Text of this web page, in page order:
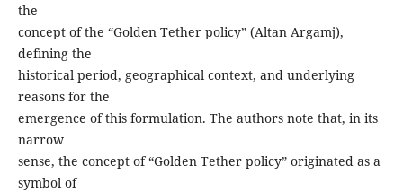
the
concept of the “Golden Tether policy” (Altan Argamj),
defining the
historical period, geographical context, and underlying
reasons for the
emergence of this formulation. The authors note that, in its
narrow
sense, the concept of “Golden Tether policy” originated as a
symbol of